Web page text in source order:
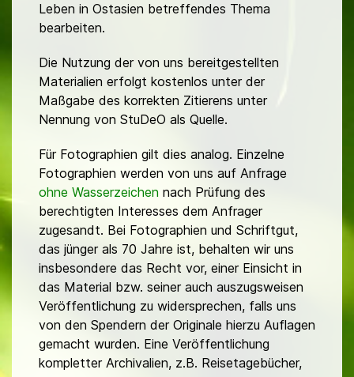
Leben in Ostasien betreffendes Thema
bearbeiten.
Die Nutzung der von uns bereitgestellten
Materialien erfolgt kostenlos unter der
Maßgabe des korrekten Zitierens unter
Nennung von StuDeO als Quelle.
Für Fotographien gilt dies analog. Einzelne
Fotographien werden von uns auf Anfrage
ohne Wasserzeichen nach Prüfung des
berechtigten Interesses dem Anfrager
zugesandt. Bei Fotographien und Schriftgut,
das jünger als 70 Jahre ist, behalten wir uns
insbesondere das Recht vor, einer Einsicht in
das Material bzw. seiner auch auszugsweisen
Veröffentlichung zu widersprechen, falls uns
von den Spendern der Originale hierzu Auflagen
gemacht wurden. Eine Veröffentlichung
kompletter Archivalien, z.B. Reisetagebücher,